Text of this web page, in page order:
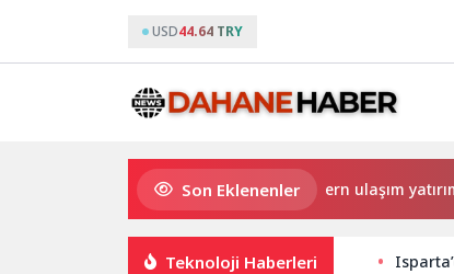
USD44.64 TRY
Son Eklenenler
Büyükşehir’den Darıca’ya modern ulaşım yatırımı
Teknoloji Haberleri